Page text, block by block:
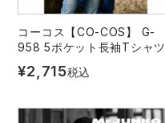
コーコス【CO-COS】 G-
958 5ポケット長袖Tシャツ
¥2,715税込